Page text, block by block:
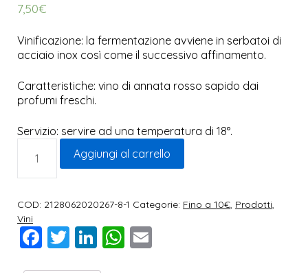
7,50€
Vinificazione: la fermentazione avviene in serbatoi di
acciaio inox così come il successivo affinamento.
Caratteristiche: vino di annata rosso sapido dai
profumi freschi.
Servizio: servire ad una temperatura di 18°.
Aggiungi al carrello
COD: 2128062020267-8-1 Categorie: Fino a 10€, Prodotti,
Vini
Facebook
Twitter
LinkedIn
WhatsApp